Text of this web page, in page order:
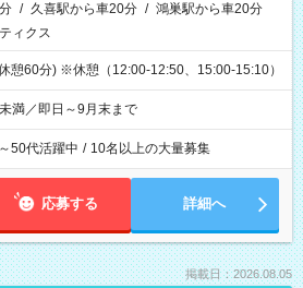
/ 久喜駅から車20分 / 鴻巣駅から車20分
ィクス
憩60分) ※休憩（12:00-12:50、15:00-15:10）
満／即日～9月末まで
50代活躍中 / 10名以上の大量募集
応募する 詳細へ
掲載日：2026.08.05